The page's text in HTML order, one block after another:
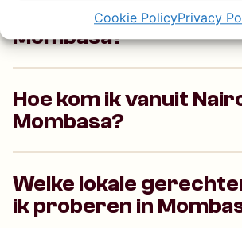
Cookie PolicyPrivacy
Wat zijn de beste
Mombasa?
Hoe kom ik vanuit
Mombasa?
Welke lokale
ik proberen in